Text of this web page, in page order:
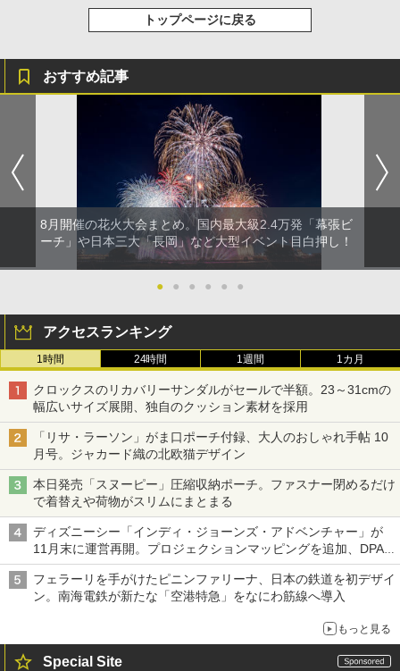
トップページに戻る
おすすめ記事
8月開催の花火大会まとめ。国内最大級2.4万発「幕張ビ
ーチ」や日本三大「長岡」など大型イベント目白押し！
● ● ● ● ● ●
アクセスランキング
1時間 24時間 1週間 1カ月
クロックスのリカバリーサンダルがセールで半額。23～31cmの
幅広いサイズ展開、独自のクッション素材を採用
「リサ・ラーソン」がま口ポーチ付録、大人のおしゃれ手帖 10
月号。ジャカード織の北欧猫デザイン
本日発売「スヌーピー」圧縮収納ポーチ。ファスナー閉めるだけ
で着替えや荷物がスリムにまとまる
ディズニーシー「インディ・ジョーンズ・アドベンチャー」が
11月末に運営再開。プロジェクションマッピングを追加、DPA
は1500円
フェラーリを手がけたピニンファリーナ、日本の鉄道を初デザイ
ン。南海電鉄が新たな「空港特急」をなにわ筋線へ導入
もっと見る
Special Site